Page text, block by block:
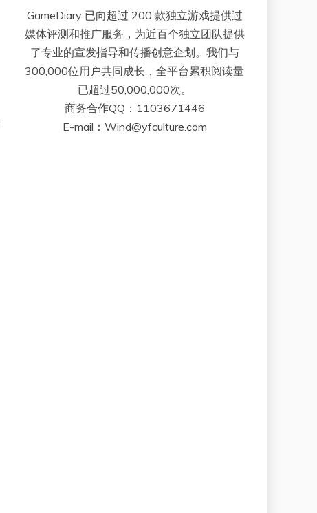
GameDiary 已向超过 200 款独立游戏提供过
媒体评测和推广服务，为近百个独立团队提供
了专业的宣发指导和传播创意企划。我们与
300,000位用户共同成长，全平台累积阅读量
已超过50,000,000次。
商务合作QQ：1103671446
E-mail：Wind@yfculture.com